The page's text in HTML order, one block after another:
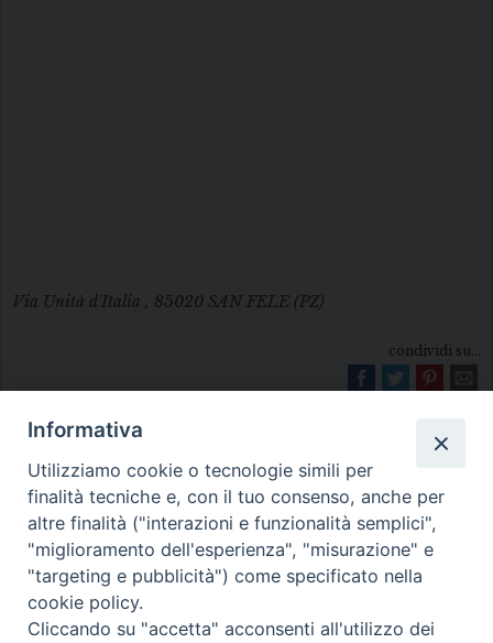
Via Unità d'Italia , 85020 SAN FELE (PZ)
condividi su...
Diocesi di Melfi Rapolla Venosa
• Largo Duomo, 12 - 85025 MELFI (PZ) •
Informativa
Utilizziamo cookie o tecnologie simili per
finalità tecniche e, con il tuo consenso, anche per
altre finalità ("interazioni e funzionalità semplici",
"miglioramento dell'esperienza", "misurazione" e
"targeting e pubblicità") come specificato nella
cookie policy.
Cliccando su "accetta" acconsenti all'utilizzo dei